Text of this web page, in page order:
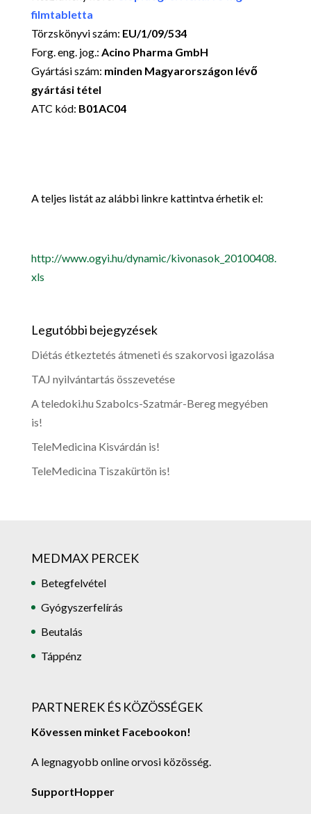
filmtabletta
Törzskönyvi szám: EU/1/09/534
Forg. eng. jog.: Acino Pharma GmbH
Gyártási szám: minden Magyarországon lévő
gyártási tétel
ATC kód: B01AC04
A teljes listát az alábbi linkre kattintva érhetik el:
http://www.ogyi.hu/dynamic/kivonasok_20100408.
xls
Legutóbbi bejegyzések
Diétás étkeztetés átmeneti és szakorvosi igazolása
TAJ nyilvántartás összevetése
A teledoki.hu Szabolcs-Szatmár-Bereg megyében
is!
TeleMedicina Kisvárdán is!
TeleMedicina Tiszakürtön is!
MEDMAX PERCEK
Betegfelvétel
Gyógyszerfelírás
Beutalás
Táppénz
PARTNEREK ÉS KÖZÖSSÉGEK
Kövessen minket Facebookon!
A legnagyobb online orvosi közösség.
SupportHopper